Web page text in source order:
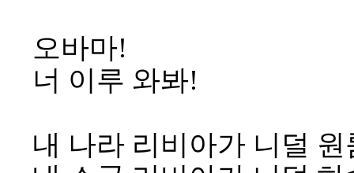
오바마!
너 이루 와봐!
내 나라 리비아가 니덜 원